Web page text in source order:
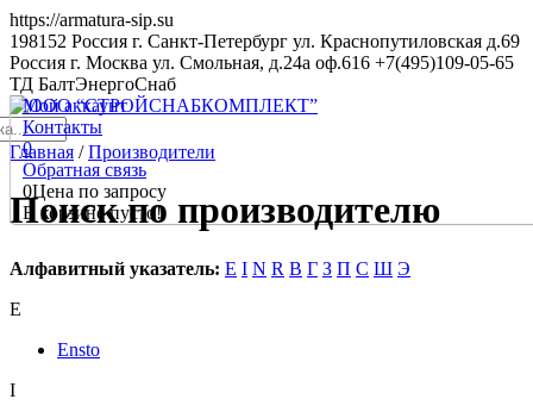
https://armatura-sip.su
198152 Россия г. Санкт-Петербург ул. Краснопутиловская д.69
Россия г. Москва ул. Смольная, д.24а оф.616 +7(495)109-05-65
ТД БалтЭнергоСнаб
Мой аккаунт
Контакты
0
Обратная связь
0Цена по запросу
В корзине пусто!
Главная /Производители
Поиск по производителю
Алфавитный указатель: E I N R В Г З П С Ш Э
E
Ensto
I